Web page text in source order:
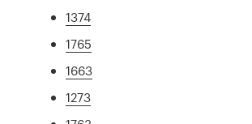
1374
1765
1663
1273